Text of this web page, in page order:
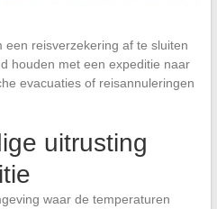
een reisverzekering af te sluiten
houden met een expeditie naar
evacuaties of reisannuleringen
uitrusting
waar de temperaturen